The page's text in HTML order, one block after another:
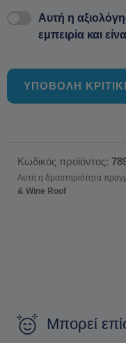
Αυτή η
εμπειρία και
ΥΠΟΒΟΛΗ
Κωδικός προϊόντος:
Αυτή η δραστηριότητα
& Wine Roof
Μπορεί